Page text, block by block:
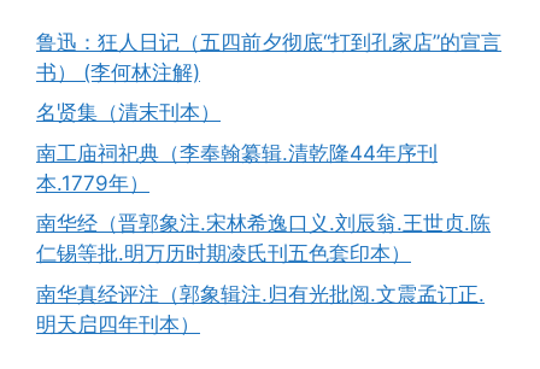
鲁迅：狂人日记（五四前夕彻底“打到孔家店”的宣言
书） (李何林注解)
名贤集（清末刊本）
南工庙祠祀典（李奉翰纂辑.清乾隆44年序刊
本.1779年）
南华经（晋郭象注.宋林希逸口义.刘辰翁.王世贞.陈
仁锡等批.明万历时期凌氏刊五色套印本）
南华真经评注（郭象辑注.归有光批阅.文震孟订正.
明天启四年刊本）